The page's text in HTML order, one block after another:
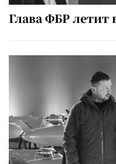
Глава ФБР летит